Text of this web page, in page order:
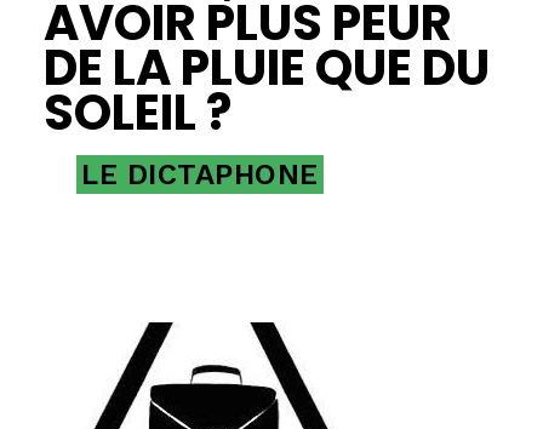
AVOIR PLUS PEUR
DE LA PLUIE QUE DU
SOLEIL ?
LE DICTAPHONE